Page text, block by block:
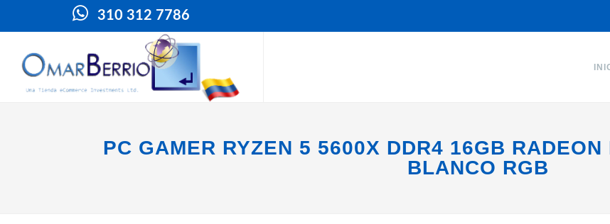
310 312 7786
PC GAMER RYZEN 5 5600X DDR4 16GB
BLANCO RGB